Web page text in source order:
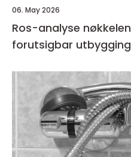
06. May 2026
Ros-analyse nøkkelen til trygg og
forutsigbar utbygging